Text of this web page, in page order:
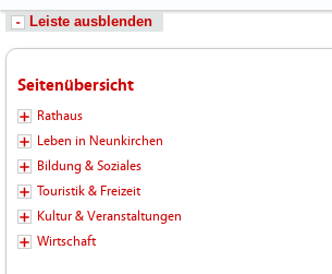
Leiste ausblenden
Seitenübersicht
Rathaus
Leben in Neunkirchen
Bildung & Soziales
Touristik & Freizeit
Kultur & Veranstaltungen
Wirtschaft